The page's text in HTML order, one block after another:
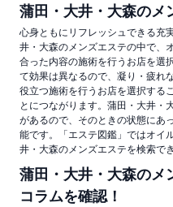
蒲田・大井・大森のメ
心身ともにリフレッシュできる充
井・大森のメンズエステの中で、
合った内容の施術を行うお店を選
て効果は異なるので、凝り・疲れ
役立つ施術を行うお店を選択する
とにつながります。蒲田・大井・
があるので、そのときの状態にあ
能です。「エステ図鑑」ではオイ
井・大森のメンズエステを検索で
蒲田・大井・大森の
コラムを確認！